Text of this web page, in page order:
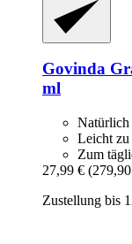
Govinda
ml
Leicht zu
Zum
27,99 €
Zustellung bis